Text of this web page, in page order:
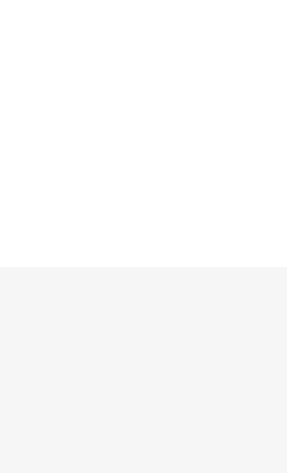
房的基本功能 香